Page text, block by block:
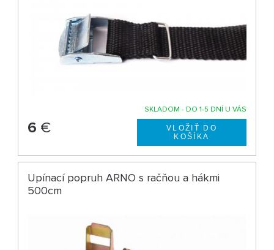
SKLADOM - DO 1-5 DNÍ U VÁS
6 €
Upínací popruh ARNO s račňou a hákmi
500cm